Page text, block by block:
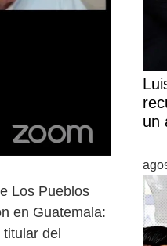
Los Pueblos
en Guatemala:
del
un